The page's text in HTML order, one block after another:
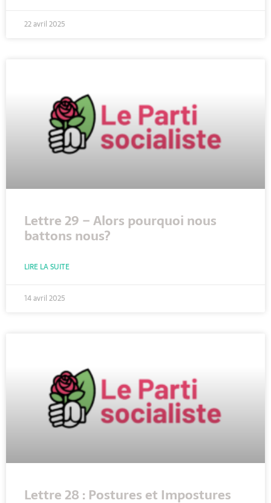
22 avril 2025
Lettre 29 – Alors pourquoi nous
battons nous?
LIRE LA SUITE
14 avril 2025
Lettre 28 : Postures et Impostures